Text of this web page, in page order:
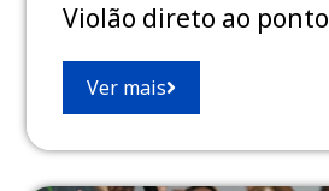
Violão direto ao ponto
Ver mais